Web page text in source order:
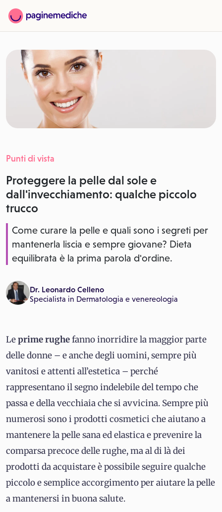
Punti di vista
Proteggere la pelle dal sole e
dall'invecchiamento: qualche piccolo
trucco
Come curare la pelle e quali sono i segreti per
mantenerla liscia e sempre giovane? Dieta
equilibrata è la prima parola d'ordine.
Dr. Leonardo Celleno
Specialista in Dermatologia e venereologia
Leprime rughefanno inorridire la maggior parte
delle donne – e anche degli uomini, sempre più
vanitosi e attenti all’estetica – perché
rappresentano il segno indelebile del tempo che
passa e della vecchiaia che si avvicina. Sempre più
numerosi sono i prodotti cosmetici che aiutano a
mantenere la pelle sana ed elastica e prevenire la
comparsa precoce delle rughe, ma al di là dei
prodotti da acquistare è possibile seguire qualche
piccolo e semplice accorgimento per aiutare la pelle
a mantenersi in buona salute.